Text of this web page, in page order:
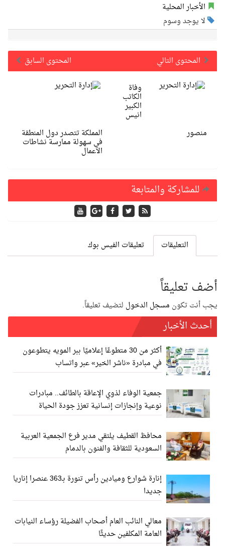
الأخبار المحلية
لا يوجد وسوم
المحتوى السابق المحتوى التالي
المملكة تتصدر دول المنطقة
في سهولة ممارسة نشاطات
الاعمال
وفاة
الكاتب
الكبير
انيس
منصور
للمشاركة والمتابعة
التعليقات تعليقات الفيس بوك
أضف تعليقاً
يجب أنت تكون مسجل الدخول لتضيف تعليقاً.
أحدث الأخبار
أكثر من 30 متطوعًا إعلاميًا ببر المويه يتطوعون
في مبادرة «ناشر الخير» عبر واتساب
جمعية الوفاء لذوي الإعاقة بالطائف.. مبادرات
نوعية وإنجازات إنسانية تعزز جودة الحياة
محافظ القطيف يلتقي مدير فرع الجمعية العربية
السعودية للثقافة والفنون بالدمام
إنارة شوارع وميادين رأس تنورة بـ363 عنصرا إناريا
جديدا
معالي النائب العام أصحاب الفضيلة رؤساء النيابات
العامة المكلفين حديثًا